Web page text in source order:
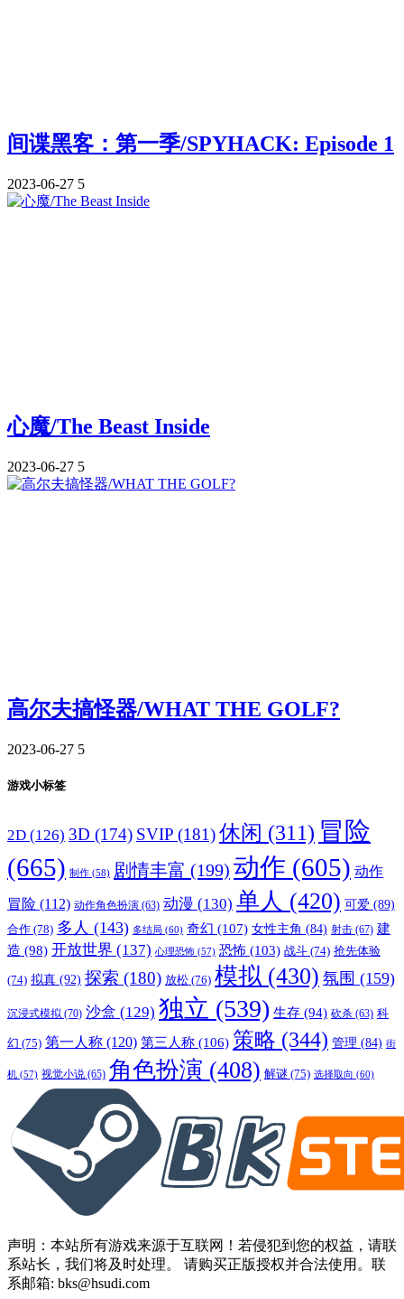
间谍黑客：第一季/SPYHACK: Episode 1
2023-06-27 5
心魔/The Beast Inside
2023-06-27 5
高尔夫搞怪器/WHAT THE GOLF?
2023-06-27 5
游戏小标签
2D (126) 3D (174) SVIP (181)休闲 (311) 冒险
(665) 制作 (58) 剧情丰富 (199) 动作 (605) 动作
冒险 (112) 动作角色扮演 (63) 动漫 (130) 单人 (420) 可爱 (89)
合作 (78) 多人 (143) 多结局 (60) 奇幻 (107) 女性主角 (84) 射击 (67) 建
造 (98) 开放世界 (137) 心理恐怖 (57) 恐怖 (103) 战斗 (74) 抢先体验
(74) 拟真 (92) 探索 (180) 放松 (76) 模拟 (430) 氛围 (159)
沉浸式模拟 (70) 沙盒 (129) 独立 (539) 生存 (94) 砍杀 (63) 科
幻 (75) 第一人称 (120) 第三人称 (106) 策略 (344) 管理 (84) 街
机 (57) 视觉小说 (65) 角色扮演 (408) 解谜 (75) 选择取向 (60)
声明：本站所有游戏来源于互联网！若侵犯到您的权益，请联
系站长，我们将及时处理。 请购买正版授权并合法使用。联
系邮箱: bks@hsudi.com